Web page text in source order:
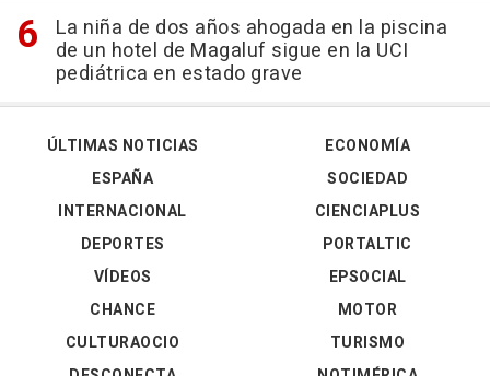
La niña de dos años ahogada en la piscina
de un hotel de Magaluf sigue en la UCI
pediátrica en estado grave
ÚLTIMAS NOTICIAS
ESPAÑA
INTERNACIONAL
DEPORTES
VÍDEOS
ECONOMÍA
SOCIEDAD
CIENCIAPLUS
PORTALTIC
EPSOCIAL
CHANCE
CULTURAOCIO
MOTOR
TURISMO